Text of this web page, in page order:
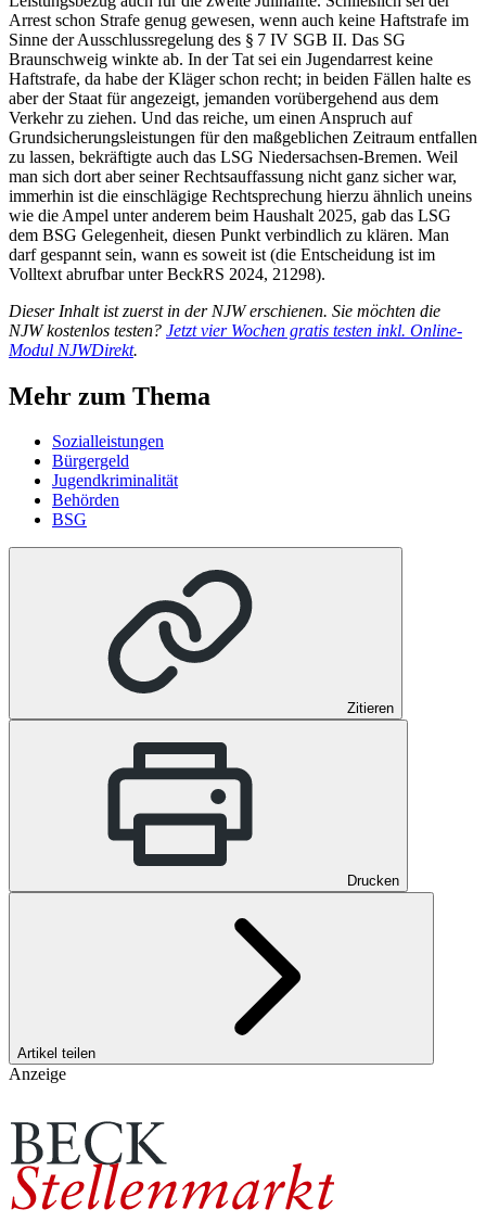
Arrest schon Strafe genug gewesen, wenn auch keine Haftstrafe im
Sinne der Ausschlussregelung des § 7 IV SGB II. Das SG
Braunschweig winkte ab. In der Tat sei ein Jugendarrest keine
Haftstrafe, da habe der Kläger schon recht; in beiden Fällen halte es
aber der Staat für angezeigt, jemanden vorübergehend aus dem
Verkehr zu ziehen. Und das reiche, um einen Anspruch auf
Grundsicherungsleistungen für den maßgeblichen Zeitraum entfallen
zu lassen, bekräftigte auch das LSG Niedersachsen-Bremen. Weil
man sich dort aber seiner Rechtsauffassung nicht ganz sicher war,
immerhin ist die einschlägige Rechtsprechung hierzu ähnlich uneins
wie die Ampel unter anderem beim Haushalt 2025, gab das LSG
dem BSG Gelegenheit, diesen Punkt verbindlich zu klären. Man
darf gespannt sein, wann es soweit ist (die Entscheidung ist im
Volltext abrufbar unter BeckRS 2024, 21298).
Dieser Inhalt ist zuerst in der NJW erschienen. Sie möchten die
NJW kostenlos testen? Jetzt vier Wochen gratis testen inkl. Online-
Modul NJWDirekt.
Mehr zum Thema
Sozialleistungen
Bürgergeld
Jugendkriminalität
Behörden
BSG
Zitieren
Drucken
Artikel teilen
Anzeige